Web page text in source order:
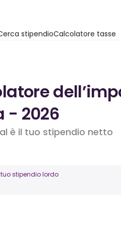
stipendioCalcolatore tasse
- 2026
è il tuo stipendio netto
stipendio lordo